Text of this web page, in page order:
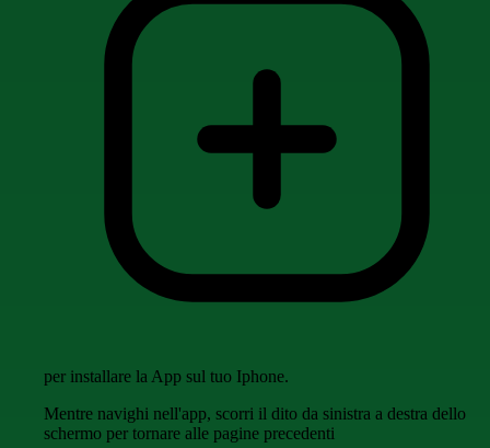
per installare la App sul tuo Iphone.
Mentre navighi nell'app, scorri il dito da sinistra a destra dello
schermo per tornare alle pagine precedenti